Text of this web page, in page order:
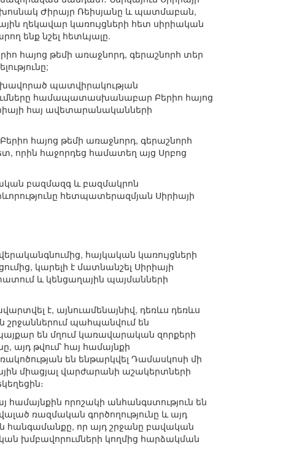
խոսնակ Ժիրայր Ռեիսյանը և պատմաբան,
ղեկավար կառույցների հետ սիրիական
ենք նշել հետևյալը.
հայոց թեմի առաջնորդ, գերաշնորհ տեր
պատվիրակության
համապատասխանաբար Բերիո հայոց
հայ ավետարանականների
հայոց թեմի առաջնորդ, գերաշնորհ
որին հաջորդեց համատեղ այց Սրբոց
բազմազգ և բազմակրոն
հետպատերազմյան Սիրիայի
հայկական կառույցների
կարելի է մատնանշել Սիրիայի
և կենցաղային պայմանների
է, այնուամենայնիվ, դեռևս դեռևս
պահպանվում են
են մղում կառավարական զորքերի
այդ թվում՝ հայ համայնքի
են ենթարկվել Դամասկոսի մի
միացյալ վարժարանի աշակերտների
որոշակի անհանգստություն են
ռազմական գործողությունը և այդ
հանգամանքը, որ այդ շրջանը բավական
խմբավորումների կողմից հարձակման